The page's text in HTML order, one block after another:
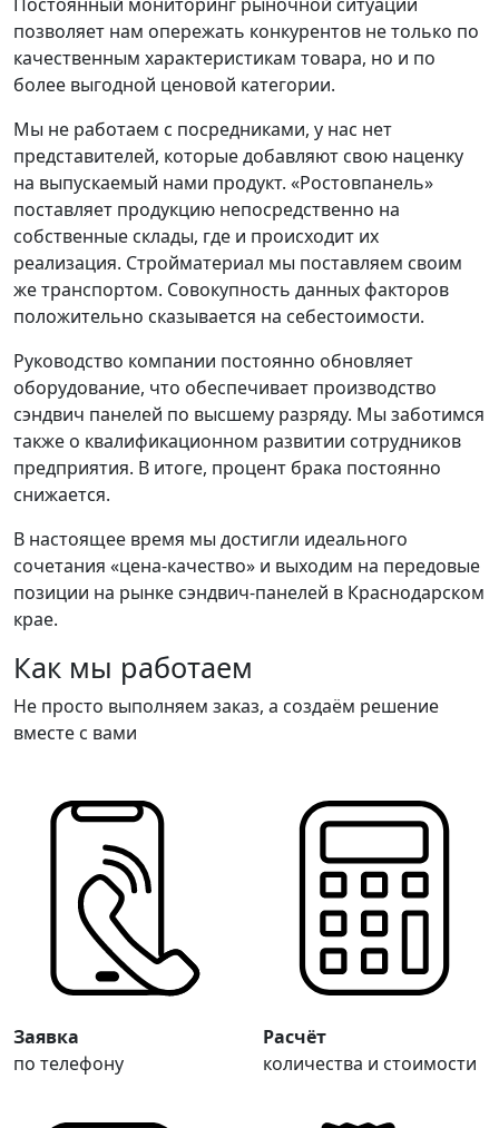
позволяет нам опережать конкурентов не только по
качественным характеристикам товара, но и по
более выгодной ценовой категории.
Мы не работаем с посредниками, у нас нет
представителей, которые добавляют свою наценку
на выпускаемый нами продукт. «Ростовпанель»
поставляет продукцию непосредственно на
собственные склады, где и происходит их
реализация. Стройматериал мы поставляем своим
же транспортом. Совокупность данных факторов
положительно сказывается на себестоимости.
Руководство компании постоянно обновляет
оборудование, что обеспечивает производство
сэндвич панелей по высшему разряду. Мы заботимся
также о квалификационном развитии сотрудников
предприятия. В итоге, процент брака постоянно
снижается.
В настоящее время мы достигли идеального
сочетания «цена-качество» и выходим на передовые
позиции на рынке сэндвич-панелей в Краснодарском
крае.
Как мы работаем
Не просто выполняем заказ, а создаём решение
вместе с вами
Заявка
по телефону
Расчёт
количества и стоимости